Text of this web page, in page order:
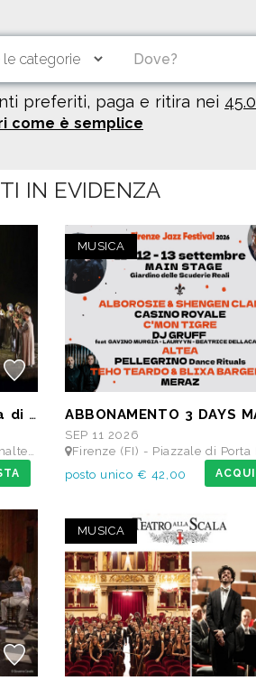
preferiti, paga e ritira nei
come è semplice
IN EVIDENZA
IL TROVATORE opera lirica di Giuseppe Verdi
Alba Fucens
MUSICA
SEP 11 2026
Firenze (FI) - Piazzale di Porta Romana, 9 - MAIN STAGE - Giardino delle
posto unico € 42,00
MUSICA